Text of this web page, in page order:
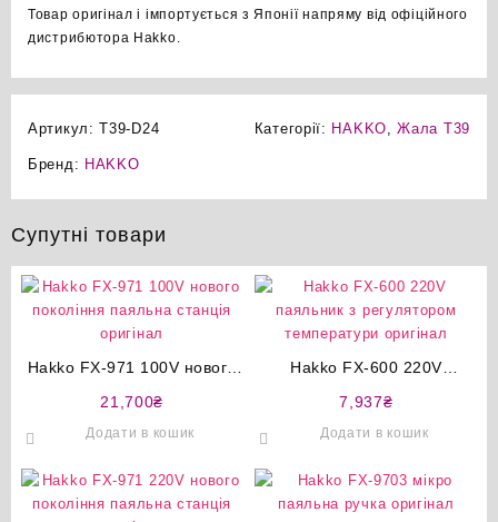
Товар оригінал і імпортується з Японії напряму від офіційного
дистрибютора Hakko.
Артикул:T39-D24 Категорії: HAKKO ,Жала T39
Бренд: HAKKO
Супутні товари
Hakko FX-971 100V нового
оригінал
21,700₴
Додати в кошик
Hakko FX-600 220V
температури оригінал
7,937₴
Додати в кошик